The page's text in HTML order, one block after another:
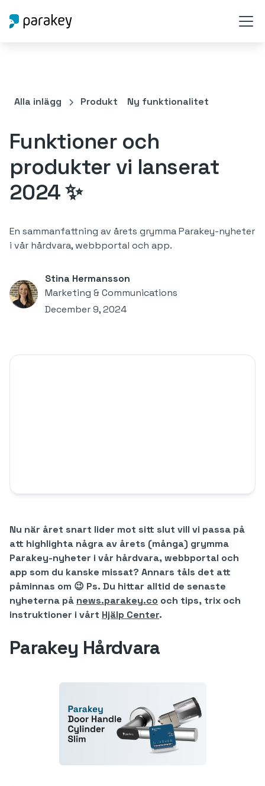
Alla inlägg Produkt Ny funktionalitet
Funktioner och
produkter vi lanserat
2024 ✨
En sammanfattning av årets grymma Parakey-nyheter
i vår hårdvara, webbportal och app.
Stina Hermansson
Marketing & Communications
December 9, 2024
Nu när året snart lider mot sitt slut vill vi passa på
att highlighta några av årets (många) grymma
Parakey-nyheter i vår hårdvara, webbportal och
app som du kanske missat? Annars tåls det att
påminnas om 😉 Ps. Du hittar alltid de senaste
nyheterna på news.parakey.co och tips, trix och
instruktioner i vårt Hjälp Center.
Parakey Hårdvara